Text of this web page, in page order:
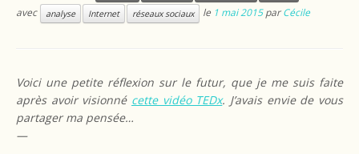
avec
analyse Internet réseaux sociaux le 1 mai 2015 parCécile
Voici une petite réflexion sur le futur, que je me suis faite
après avoir visionné cette vidéo TEDx. J’avais envie de vous
partager ma pensée…
—